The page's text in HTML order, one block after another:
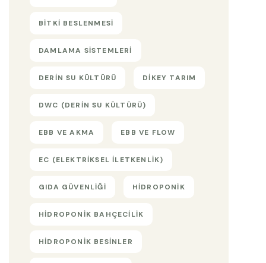
BITKI BESLENMESI
DAMLAMA SISTEMLERI
DERIN SU KÜLTÜRÜ DIKEY TARIM
DWC (DERIN SU KÜLTÜRÜ)
EBB VE AKMA EBB VE FLOW
EC (ELEKTRIKSEL ILETKENLIK)
GIDA GÜVENLIĞI HIDROPONIK
HIDROPONIK BAHÇECILIK
HIDROPONIK BESINLER